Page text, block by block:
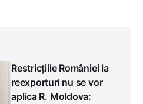
Restricțiile României la
reexporturi nu se vor
aplica R. Moldova: